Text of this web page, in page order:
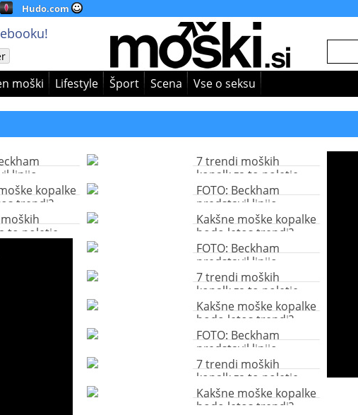
Hudo.com
moški Lifestyle Šport Scena Vse o seksu
linijo
7 trendi moških
kopalk za to poletje
kopalke
trendi?
FOTO: Beckham
predstavil linijo
moških kopalk
to poletje
Kakšne moške kopalke
bodo letos trendi?
FOTO: Beckham
predstavil linijo
moških kopalk
7 trendi moških
kopalk za to poletje
Kakšne moške kopalke
bodo letos trendi?
FOTO: Beckham
predstavil linijo
moških kopalk
7 trendi moških
kopalk za to poletje
Kakšne moške kopalke
bodo letos trendi?